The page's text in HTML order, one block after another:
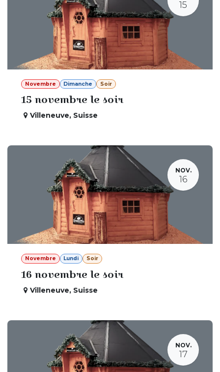
15
Novembre Dimanche Soir
15 novembre le soir
Villeneuve, Suisse
NOV.
16
Novembre Lundi Soir
16 novembre le soir
Villeneuve, Suisse
NOV.
17